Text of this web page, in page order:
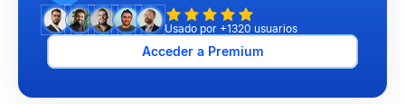
Usado por +1320 usuarios
Acceder a Premium